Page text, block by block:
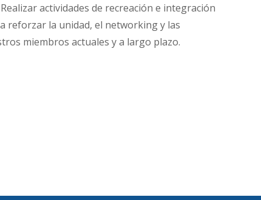
Realizar actividades de recreación e integración
reforzar la unidad, el networking y las
miembros actuales y a largo plazo.